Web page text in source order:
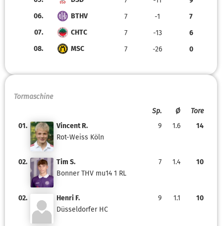
06.
BTHV 7 -1
7
07.
CHTC 7 -13
6
08.
MSC 7 -26 0
Tormaschine
Sp.
Ø
Tore
01.
Vincent R.
Rot-Weiss Köln
9 1.6 14
02.
Tim S.
Bonner THV mu14 1 RL
7 1.4 10
02.
Henri F.
Düsseldorfer HC
9 1.1 10